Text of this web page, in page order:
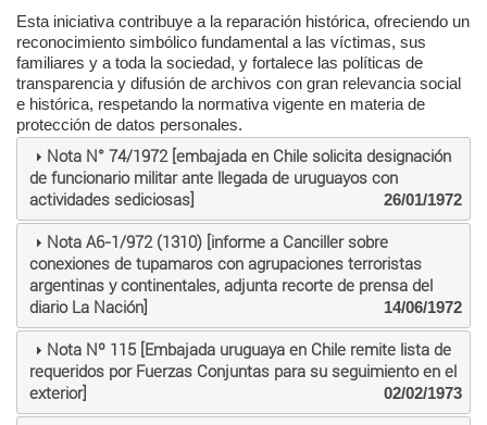
Esta iniciativa contribuye a la reparación histórica, ofreciendo un
reconocimiento simbólico fundamental a las víctimas, sus
familiares y a toda la sociedad, y fortalece las políticas de
transparencia y difusión de archivos con gran relevancia social
e histórica, respetando la normativa vigente en materia de
protección de datos personales.
Nota N° 74/1972 [embajada en Chile solicita designación
de funcionario militar ante llegada de uruguayos con
actividades sediciosas]
26/01/1972
Nota A6-1/972 (1310) [informe a Canciller sobre
conexiones de tupamaros con agrupaciones terroristas
argentinas y continentales, adjunta recorte de prensa del
diario La Nación]
14/06/1972
Nota Nº 115 [Embajada uruguaya en Chile remite lista de
requeridos por Fuerzas Conjuntas para su seguimiento en el
exterior]
02/02/1973